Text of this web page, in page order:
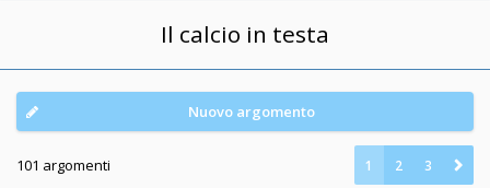
Il calcio in testa
Nuovo argomento
101 argomenti 1 2 3